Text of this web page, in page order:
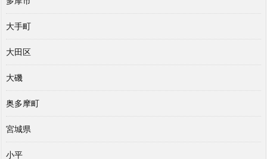
大手町
大田区
大磯
奥多摩町
宮城県
小平